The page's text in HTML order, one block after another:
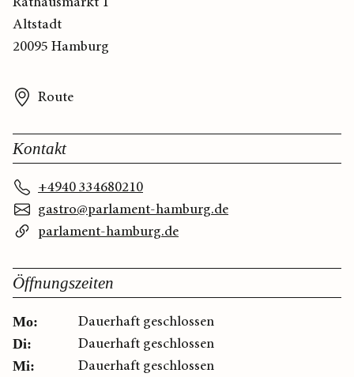
Altstadt
20095 Hamburg
Route
Kontakt
+4940 334680210
gastro@parlament-hamburg.de
parlament-hamburg.de
Öffnungszeiten
Mo: Dauerhaft geschlossen
Di: Dauerhaft geschlossen
Mi: Dauerhaft geschlossen